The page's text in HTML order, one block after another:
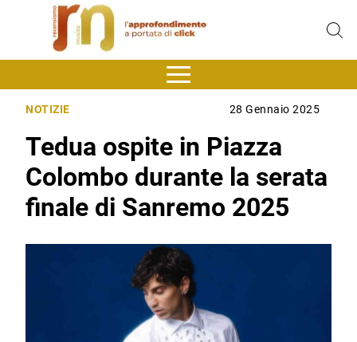
NOTIZIE 28 Gennaio 2025
Tedua ospite in Piazza
Colombo durante la serata
finale di Sanremo 2025